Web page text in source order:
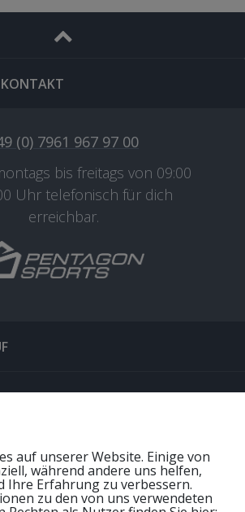
(0) 7961 967 97 00
bis freitags von 09:00
Uhr telefonisch für dich
erreichbar.
auf unserer Website. Einige von
während andere uns helfen,
Ihre Erfahrung zu verbessern.
zu den von uns verwendeten